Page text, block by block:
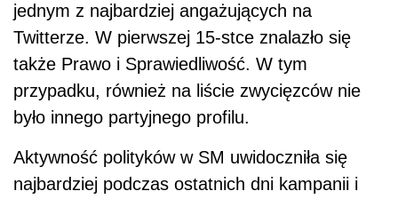
jednym z najbardziej angażujących na
Twitterze. W pierwszej 15-stce znalazło się
także Prawo i Sprawiedliwość. W tym
przypadku, również na liście zwycięzców nie
było innego partyjnego profilu.
Aktywność polityków w SM uwidoczniła się
najbardziej podczas ostatnich dni kampanii i